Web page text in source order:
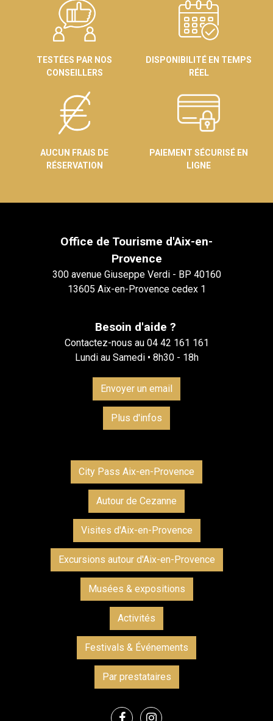
TESTÉES PAR NOS
CONSEILLERS
DISPONIBILITÉ EN TEMPS
RÉEL
AUCUN FRAIS DE
RÉSERVATION
PAIEMENT SÉCURISÉ EN
LIGNE
Office de Tourisme d'Aix-en-
Provence
300 avenue Giuseppe Verdi - BP 40160
13605 Aix-en-Provence cedex 1
Besoin d'aide ?
Contactez-nous au 04 42 161 161
Lundi au Samedi • 8h30 - 18h
Envoyer un email
Plus d'infos
City Pass Aix-en-Provence
Autour de Cezanne
Visites d'Aix-en-Provence
Excursions autour d'Aix-en-Provence
Musées & expositions
Activités
Festivals & Événements
Par prestataires